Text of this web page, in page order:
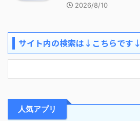
2026/8/10
サイト内の検索は↓こちらです↓
人気アプリ